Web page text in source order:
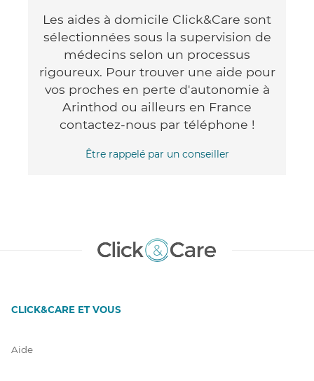
Les aides à domicile Click&Care sont
sélectionnées sous la supervision de
médecins selon un processus
rigoureux. Pour trouver une aide pour
vos proches en perte d'autonomie à
Arinthod ou ailleurs en France
contactez-nous par téléphone !
Être rappelé par un conseiller
CLICK&CARE ET VOUS
Aide